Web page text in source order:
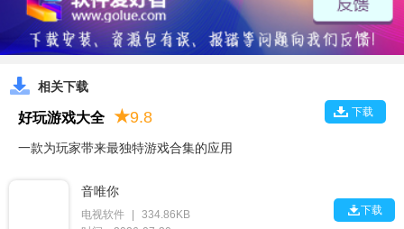
相关下载
下载
好玩游戏大全 ★9.8
一款为玩家带来最独特游戏合集的应用
音唯你
电视软件 |
334.86KB
下载